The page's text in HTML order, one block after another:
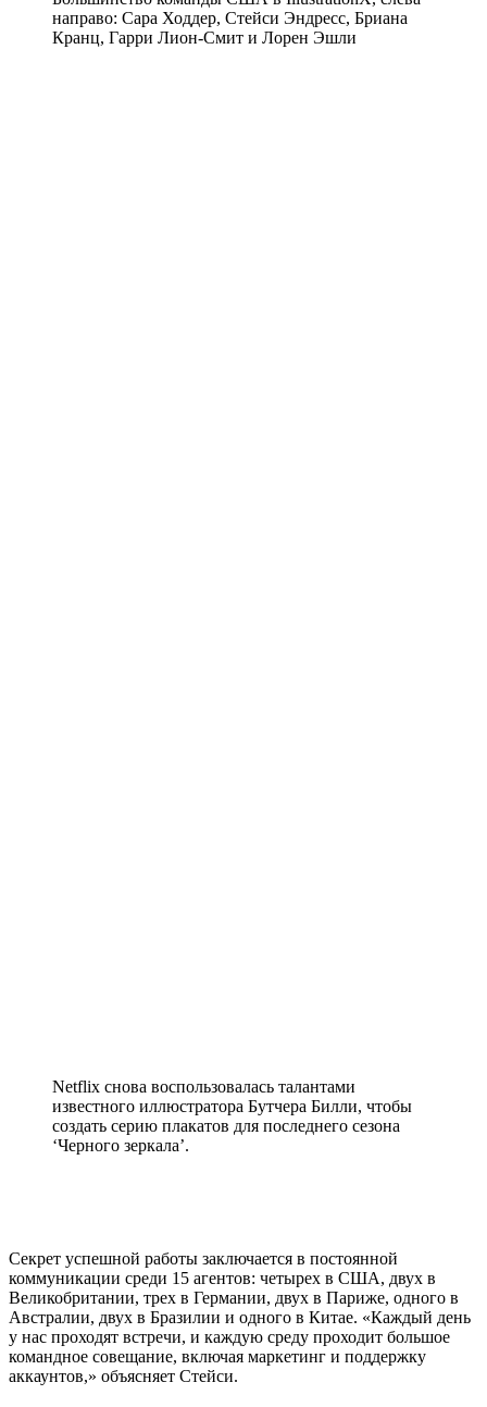
направо: Сара Ходдер, Стейси Эндресс, Бриана
Кранц, Гарри Лион-Смит и Лорен Эшли
Netflix снова воспользовалась талантами
известного иллюстратора Бутчера Билли, чтобы
создать серию плакатов для последнего сезона
‘Черного зеркала’.
Секрет успешной работы заключается в постоянной
коммуникации среди 15 агентов: четырех в США, двух в
Великобритании, трех в Германии, двух в Париже, одного в
Австралии, двух в Бразилии и одного в Китае. «Каждый день
у нас проходят встречи, и каждую среду проходит большое
командное совещание, включая маркетинг и поддержку
аккаунтов,» объясняет Стейси.